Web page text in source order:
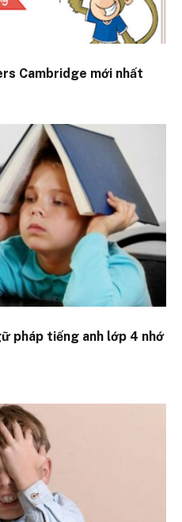
Cambridge mới nhất
pháp tiếng anh lớp 4 nhớ